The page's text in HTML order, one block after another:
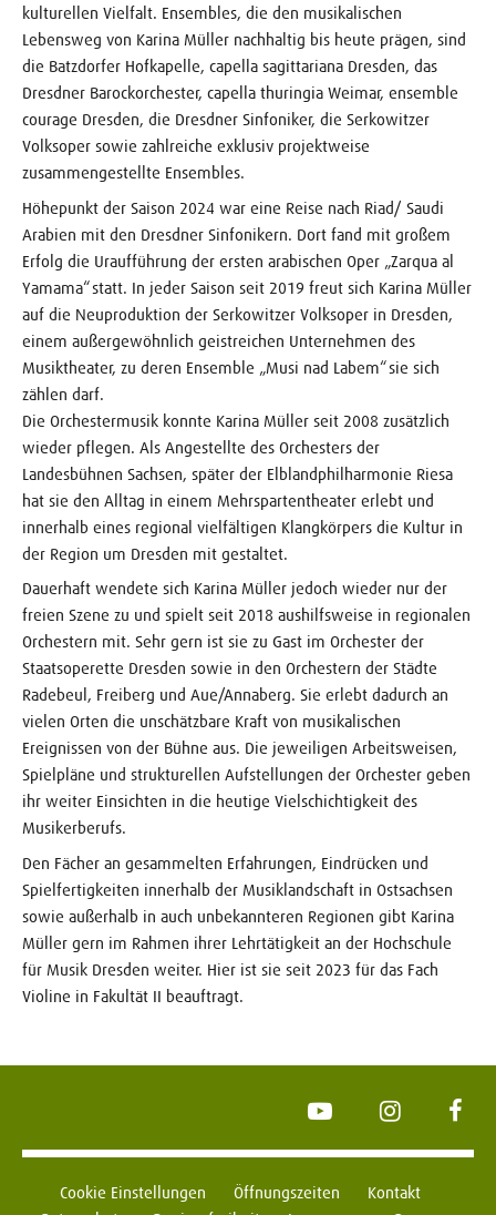
kulturellen Vielfalt. Ensembles, die den musikalischen
Lebensweg von Karina Müller nachhaltig bis heute prägen, sind
die Batzdorfer Hofkapelle, capella sagittariana Dresden, das
Dresdner Barockorchester, capella thuringia Weimar, ensemble
courage Dresden, die Dresdner Sinfoniker, die Serkowitzer
Volksoper sowie zahlreiche exklusiv projektweise
zusammengestellte Ensembles.
Höhepunkt der Saison 2024 war eine Reise nach Riad/ Saudi
Arabien mit den Dresdner Sinfonikern. Dort fand mit großem
Erfolg die Uraufführung der ersten arabischen Oper „Zarqua al
Yamama“ statt. In jeder Saison seit 2019 freut sich Karina Müller
auf die Neuproduktion der Serkowitzer Volksoper in Dresden,
einem außergewöhnlich geistreichen Unternehmen des
Musiktheater, zu deren Ensemble „Musi nad Labem“ sie sich
zählen darf.
Die Orchestermusik konnte Karina Müller seit 2008 zusätzlich
wieder pflegen. Als Angestellte des Orchesters der
Landesbühnen Sachsen, später der Elblandphilharmonie Riesa
hat sie den Alltag in einem Mehrspartentheater erlebt und
innerhalb eines regional vielfältigen Klangkörpers die Kultur in
der Region um Dresden mit gestaltet.
Dauerhaft wendete sich Karina Müller jedoch wieder nur der
freien Szene zu und spielt seit 2018 aushilfsweise in regionalen
Orchestern mit. Sehr gern ist sie zu Gast im Orchester der
Staatsoperette Dresden sowie in den Orchestern der Städte
Radebeul, Freiberg und Aue/Annaberg. Sie erlebt dadurch an
vielen Orten die unschätzbare Kraft von musikalischen
Ereignissen von der Bühne aus. Die jeweiligen Arbeitsweisen,
Spielpläne und strukturellen Aufstellungen der Orchester geben
ihr weiter Einsichten in die heutige Vielschichtigkeit des
Musikerberufs.
Den Fächer an gesammelten Erfahrungen, Eindrücken und
Spielfertigkeiten innerhalb der Musiklandschaft in Ostsachsen
sowie außerhalb in auch unbekannteren Regionen gibt Karina
Müller gern im Rahmen ihrer Lehrtätigkeit an der Hochschule
für Musik Dresden weiter. Hier ist sie seit 2023 für das Fach
Violine in Fakultät II beauftragt.
YouTube Instagram
Cookie Einstellungen Öffnungszeiten
Kontakt